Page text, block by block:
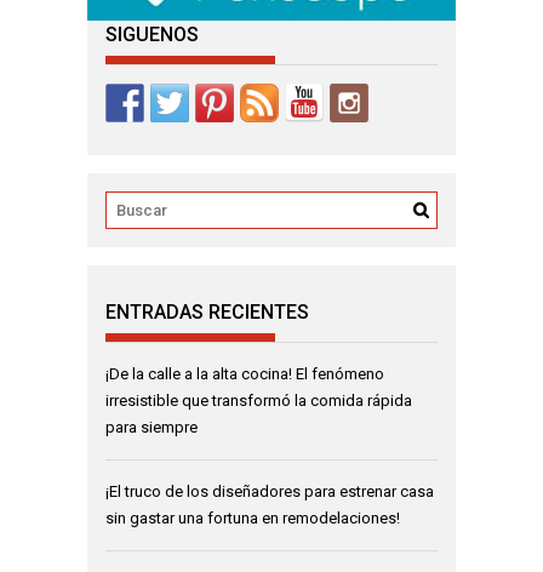
SIGUENOS
ENTRADAS RECIENTES
¡De la calle a la alta cocina! El fenómeno
irresistible que transformó la comida rápida
para siempre
¡El truco de los diseñadores para estrenar casa
sin gastar una fortuna en remodelaciones!